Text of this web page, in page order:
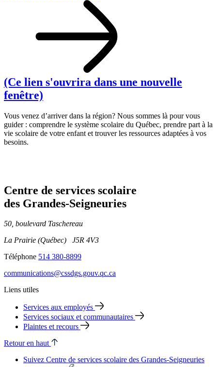
(Ce lien s'ouvrira dans une nouvelle
fenêtre)
Vous venez d’arriver dans la région? Nous sommes là pour vous
guider : comprendre le système scolaire du Québec, prendre part à la
vie scolaire de votre enfant et trouver les ressources adaptées à vos
besoins.
Centre de services scolaire
des Grandes‑Seigneuries
50, boulevard Taschereau
La Prairie (Québec) J5R 4V3
Téléphone 514 380-8899
communications@cssdgs.gouv.qc.ca
Liens utiles
Services aux employés
Services sociaux et communautaires
Plaintes et recours
Retour en haut
Suivez Centre de services scolaire des Grandes‑Seigneuries